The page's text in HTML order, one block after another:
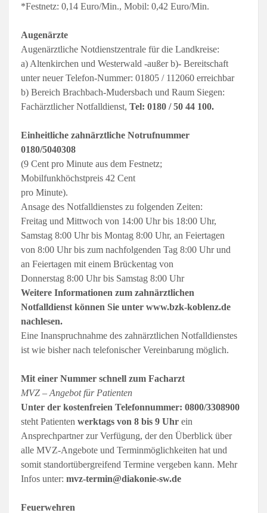
*Festnetz: 0,14 Euro/Min., Mobil: 0,42 Euro/Min.
Augenärzte
Augenärztliche Notdienstzentrale für die Landkreise:
a) Altenkirchen und Westerwald -außer b)- Bereitschaft
unter neuer Telefon-Nummer: 01805 / 112060 erreichbar
b) Bereich Brachbach-Mudersbach und Raum Siegen:
Fachärztlicher Notfalldienst, Tel: 0180 / 50 44 100.
Einheitliche zahnärztliche Notrufnummer
0180/5040308
(9 Cent pro Minute aus dem Festnetz;
Mobilfunkhöchstpreis 42 Cent
pro Minute).
Ansage des Notfalldienstes zu folgenden Zeiten:
Freitag und Mittwoch von 14:00 Uhr bis 18:00 Uhr,
Samstag 8:00 Uhr bis Montag 8:00 Uhr, an Feiertagen
von 8:00 Uhr bis zum nachfolgenden Tag 8:00 Uhr und
an Feiertagen mit einem Brückentag von
Donnerstag 8:00 Uhr bis Samstag 8:00 Uhr
Weitere Informationen zum zahnärztlichen
Notfalldienst können Sie unter www.bzk-koblenz.de
nachlesen.
Eine Inanspruchnahme des zahnärztlichen Notfalldienstes
ist wie bisher nach telefonischer Vereinbarung möglich.
Mit einer Nummer schnell zum Facharzt
MVZ – Angebot für Patienten
Unter der kostenfreien Telefonnummer: 0800/3308900
steht Patienten werktags von 8 bis 9 Uhr ein
Ansprechpartner zur Verfügung, der den Überblick über
alle MVZ-Angebote und Terminmöglichkeiten hat und
somit standortübergreifend Termine vergeben kann. Mehr
Infos unter: mvz-termin@diakonie-sw.de
Feuerwehren